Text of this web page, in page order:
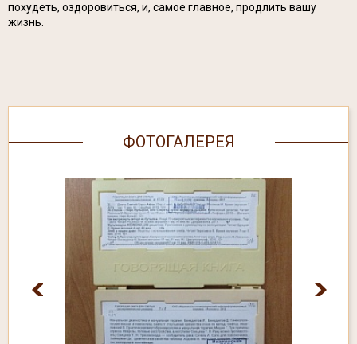
похудеть, оздоровиться, и, самое главное, продлить вашу
жизнь.
ФОТОГАЛЕРЕЯ